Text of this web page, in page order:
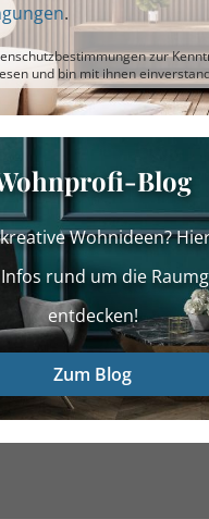
.
zur
und bin mit ihnen
Blog
Wohnideen?
rund um die
entdecken!
Zum Blog